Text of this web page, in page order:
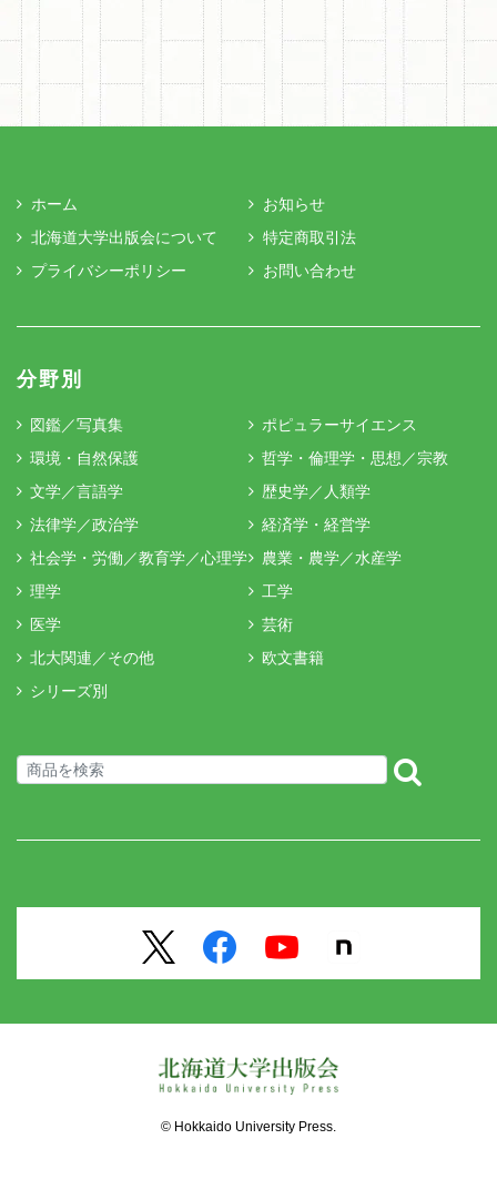
ホーム
お知らせ
北海道大学出版会について
特定商取引法
プライバシーポリシー
お問い合わせ
分野別
図鑑／写真集
ポピュラーサイエンス
環境・自然保護
哲学・倫理学・思想／宗教
文学／言語学
歴史学／人類学
法律学／政治学
経済学・経営学
社会学・労働／教育学／心理学
農業・農学／水産学
理学
工学
医学
芸術
北大関連／その他
欧文書籍
シリーズ別
© Hokkaido University Press.